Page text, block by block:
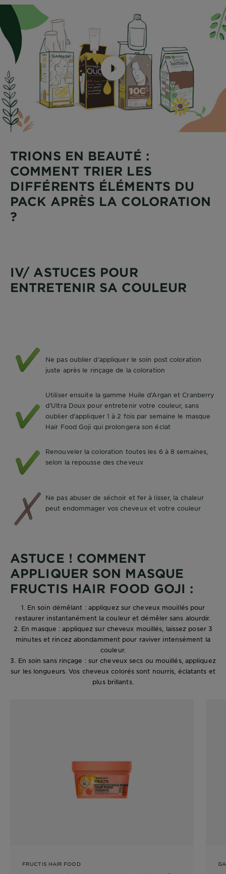
TRIONS EN BEAUTÉ :
COMMENT TRIER LES
DIFFÉRENTS ÉLÉMENTS DU
PACK APRÈS LA COLORATION
?
IV/ ASTUCES POUR
ENTRETENIR SA COULEUR
Ne pas oublier d’appliquer le soin post coloration
juste après le rinçage de la coloration
Utiliser ensuite la gamme Huile d’Argan et Cranberry
d’Ultra Doux pour entretenir votre couleur, sans
oublier d’appliquer 1 à 2 fois par semaine le masque
Hair Food Goji qui prolongera son éclat
Renouveler la coloration toutes les 6 à 8 semaines,
selon la repousse des cheveux
Ne pas abuser de séchoir et fer à lisser, la chaleur
peut endommager vos cheveux et votre couleur
ASTUCE ! COMMENT
APPLIQUER SON MASQUE
FRUCTIS HAIR FOOD GOJI :
1. En soin démêlant : appliquez sur cheveux mouillés pour
restaurer instantanément la couleur et démêler sans alourdir.
2. En masque : appliquez sur cheveux mouillés, laissez poser 3
minutes et rincez abondamment pour raviver intensément la
couleur.
3. En soin sans rinçage : sur cheveux secs ou mouillés, appliquez
sur les longueurs. Vos cheveux colorés sont nourris, éclatants et
plus brillants.
FRUCTIS HAIR FOOD